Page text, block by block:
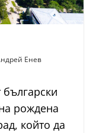
Енев
рождена
който да